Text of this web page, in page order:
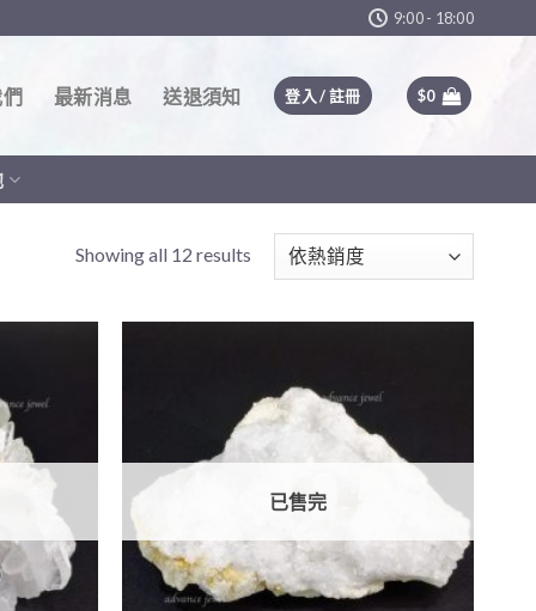
9:00 - 18:00
最新消息 送退須知 登入 / 註冊 $0
Showing all 12 results
已售完